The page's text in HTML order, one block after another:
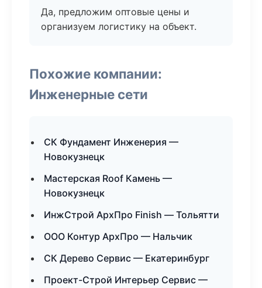
Да, предложим оптовые цены и
организуем логистику на объект.
Похожие компании:
Инженерные сети
СК Фундамент Инженерия —
Новокузнецк
Мастерская Roof Камень —
Новокузнецк
ИнжСтрой АрхПро Finish — Тольятти
ООО Контур АрхПро — Нальчик
СК Дерево Сервис — Екатеринбург
Проект-Строй Интерьер Сервис —